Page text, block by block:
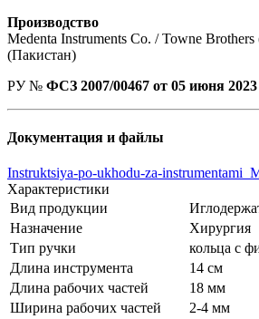
Производство
Medenta Instruments Co. / Towne
(Пакистан)
РУ № ФСЗ 2007/00467 от 05 июня 2023
Документация и файлы
Instruktsiya-po-ukhodu-za-
Характеристики
Вид продукции
Назначение
Хирургия
Тип ручки
кольца с
Длина инструмента
14 см
Длина рабочих частей
18 мм
Ширина рабочих частей
2-4 мм